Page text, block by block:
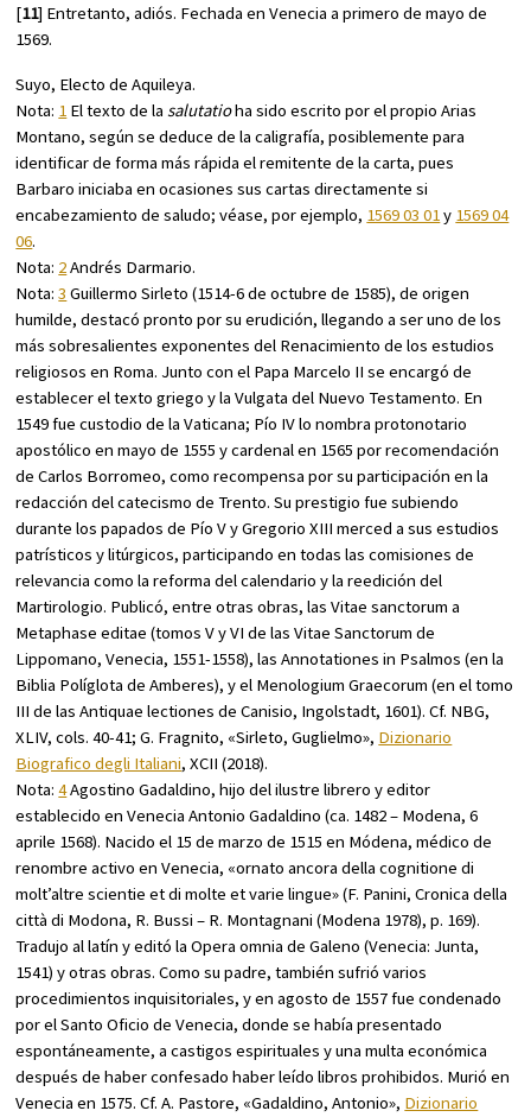
[11] Entretanto, adiós. Fechada en Venecia a primero de mayo de
1569.
Suyo, Electo de Aquileya.
Nota: 1 El texto de lasalutatioha sido escrito por el propio Arias
Montano, según se deduce de la caligrafía, posiblemente para
identificar de forma más rápida el remitente de la carta, pues
Barbaro iniciaba en ocasiones sus cartas directamente si
encabezamiento de saludo; véase, por ejemplo, 1569 03 01y 1569 04
06.
Nota: 2Andrés Darmario.
Nota:3 Guillermo Sirleto (1514-6 de octubre de 1585), de origen
humilde, destacó pronto por su erudición, llegando a ser uno de los
más sobresalientes exponentes del Renacimiento de los estudios
religiosos en Roma. Junto con el Papa Marcelo II se encargó de
establecer el texto griego y la Vulgata del Nuevo Testamento. En
1549 fue custodio de la Vaticana; Pío IV lo nombra protonotario
apostólico en mayo de 1555 y cardenal en 1565 por recomendación
de Carlos Borromeo, como recompensa por su participación en la
redacción del catecismo de Trento. Su prestigio fue subiendo
durante los papados de Pío V y Gregorio XIII merced a sus estudios
patrísticos y litúrgicos, participando en todas las comisiones de
relevancia como la reforma del calendario y la reedición del
Martirologio. Publicó, entre otras obras, lasVitae sanctorum a
Metaphase editae (tomos V y VI de lasVitae Sanctorum de
Lippomano, Venecia, 1551-1558), lasAnnotationes in Psalmos (en la
Biblia Políglota de Amberes), y el Menologium Graecorum (en el tomo
III de lasAntiquae lectiones de Canisio, Ingolstadt, 1601). Cf. NBG,
XLIV, cols. 40-41; G. Fragnito, «Sirleto, Guglielmo», Dizionario
Biografico degli Italiani, XCII (2018).
Nota:4Agostino Gadaldino, hijo del ilustre librero y editor
establecido en Venecia Antonio Gadaldino (ca. 1482 – Modena, 6
aprile 1568). Nacido el 15 de marzo de 1515 en Módena, médico de
renombre activo en Venecia, «ornato ancora della cognitione di
molt’altre scientie et di molte et varie lingue» (F. Panini,Cronica della
città di Modona, R. Bussi – R. Montagnani (Modena 1978), p. 169).
Tradujo al latín y editó laOpera omnia de Galeno (Venecia: Junta,
1541) y otras obras. Como su padre, también sufrió varios
procedimientos inquisitoriales, y en agosto de 1557 fue condenado
por el Santo Oficio de Venecia, donde se había presentado
espontáneamente, a castigos espirituales y una multa económica
después de haber confesado haber leído libros prohibidos. Murió en
Venecia en 1575. Cf. A. Pastore, «Gadaldino, Antonio», Dizionario